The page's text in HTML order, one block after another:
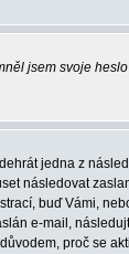
jsem svoje heslo
jedna z
následovat
buď Vámi,
e-mail,
proč se